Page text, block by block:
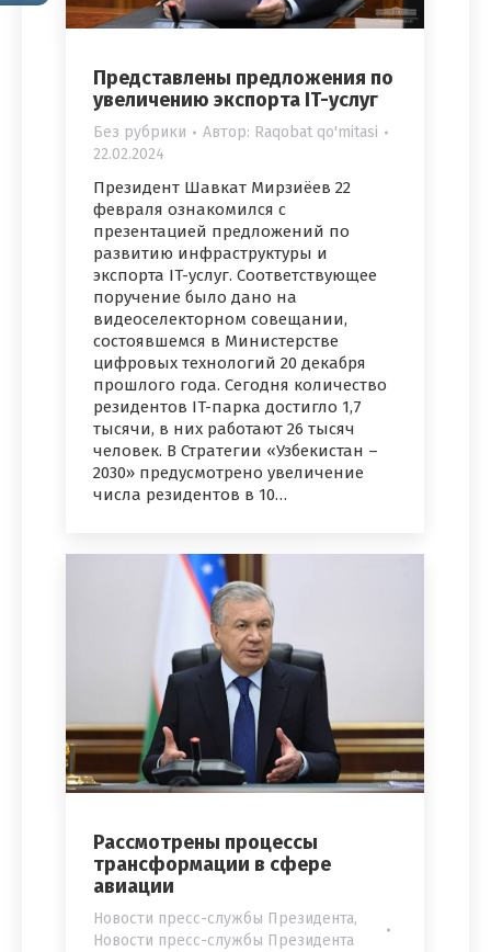
Представлены предложения по
увеличению экспорта IT-услуг
Без рубрики Автор: Raqobat qo'mitasi
22.02.2024
Президент Шавкат Мирзиёев 22
февраля ознакомился с
презентацией предложений по
развитию инфраструктуры и
экспорта IT-услуг. Соответствующее
поручение было дано на
видеоселекторном совещании,
состоявшемся в Министерстве
цифровых технологий 20 декабря
прошлого года. Сегодня количество
резидентов IT-парка достигло 1,7
тысячи, в них работают 26 тысяч
человек. В Стратегии «Узбекистан –
2030» предусмотрено увеличение
числа резидентов в 10…
Рассмотрены процессы
трансформации в сфере
авиации
Новости пресс-службы Президента,
Новости пресс-службы Президента